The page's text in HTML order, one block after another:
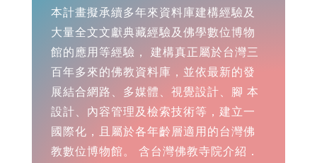
本計畫擬承續多年來資料庫建構經驗及
大量全文文獻典藏經驗及佛學數位博物
館的應用等經驗， 建構真正屬於台灣三
百年多來的佛教資料庫，並依最新的發
展結合網路、多媒體、視覺設計、腳 本
設計、內容管理及檢索技術等，建立一
國際化，且屬於各年齡層適用的台灣佛
教數位博物館。 含台灣佛教寺院介紹．